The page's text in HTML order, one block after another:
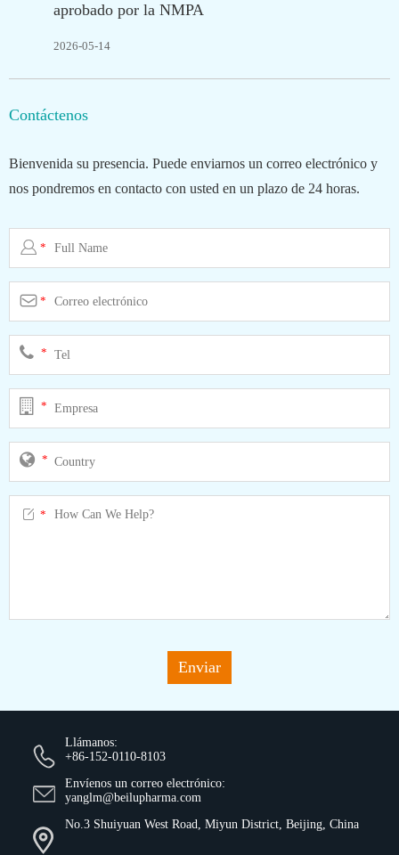
aprobado por la NMPA
2026-05-14
Contáctenos
Bienvenida su presencia. Puede enviarnos un correo electrónico y
nos pondremos en contacto con usted en un plazo de 24 horas.
*
*
*
*
*
*
Enviar
Llámanos:
+86-152-0110-8103
Envíenos un correo electrónico:
yanglm@beilupharma.com
No.3 Shuiyuan West Road, Miyun District, Beijing, China